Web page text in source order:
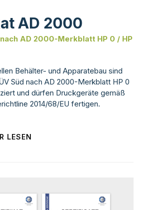
AD 2000
AD 2000-Merkblatt HP 0 / HP
Behälter- und Apparatebau sind
Süd nach AD 2000-Merkblatt HP 0
und dürfen Druckgeräte gemäß
2014/68/EU fertigen.
LESEN